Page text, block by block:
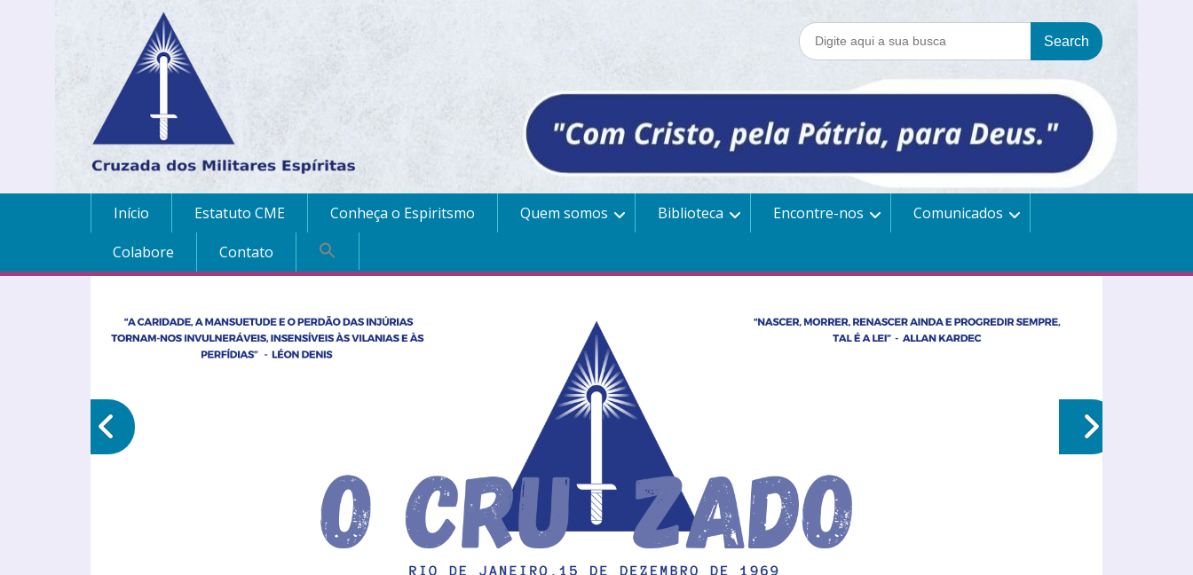
Início Estatuto CME Conheça o Espiritsmo Quem somos Biblioteca Encontre-nos
Comunicados
Colabore
Contato